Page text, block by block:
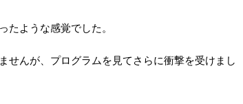
たような感覚でした。
せんが、プログラムを見てさらに衝撃を受けまし